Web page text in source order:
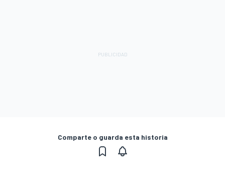
Comparte o guarda esta historia